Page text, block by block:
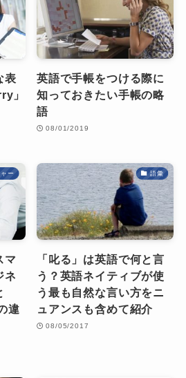
表
」
英語で手帳をつける際に
知っておきたい手帳の略
語
08/01/2019
ー
マ
ネ
違
語彙
「叱る」は英語で何と言
う？英語ネイティブが使
う最も自然な言い方をニ
ュアンスも含めて紹介
08/05/2017